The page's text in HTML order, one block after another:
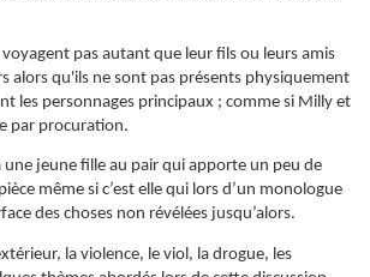
voyagent pas autant que leur fils ou leurs amis
alors qu'ils ne sont pas présents physiquement
les personnages principaux ; comme si Milly et
par procuration.
jeune fille au pair qui apporte un peu de
même si c’est elle qui lors d’un monologue
des choses non révélées jusqu’alors.
la violence, le viol, la drogue, les